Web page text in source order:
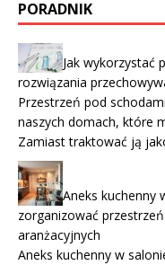
PORADNIK
Jak wykorzystać
rozwiązania
Przestrzeń pod
naszych domach, które
Zamiast traktować ją
Aneks kuchenny
zorganizować
aranżacyjnych
Aneks kuchenny w